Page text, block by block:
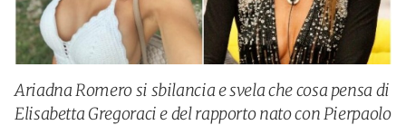
Ariadna Romero si sbilancia e svela che cosa pensa di
Elisabetta Gregoraci e del rapporto nato con Pierpaolo